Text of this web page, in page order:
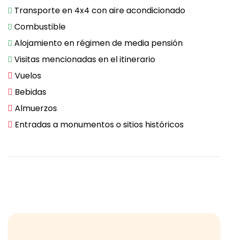
Transporte en 4x4 con aire acondicionado
Combustible
Alojamiento en régimen de media pensión
Visitas mencionadas en el itinerario
Vuelos
Bebidas
Almuerzos
Entradas a monumentos o sitios históricos